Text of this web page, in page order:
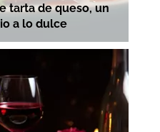
tarta de queso, un
a lo dulce